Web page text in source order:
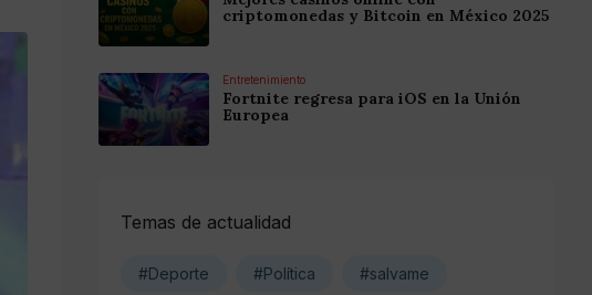
criptomonedas y Bitcoin en México 2025
Entretenimiento
Fortnite regresa para iOS en la Unión
Europea
Temas de actualidad
#Deporte #Política #salvame